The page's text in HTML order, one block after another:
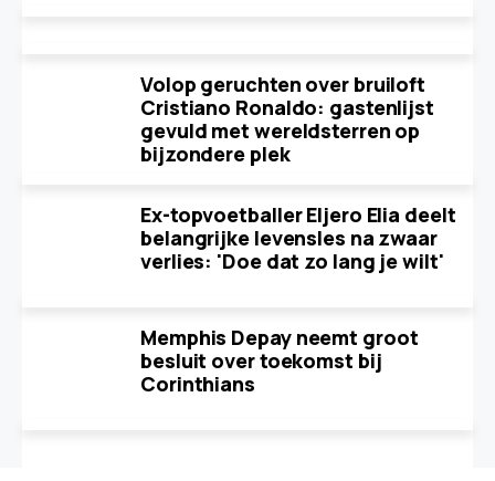
Volop geruchten over bruiloft
Cristiano Ronaldo: gastenlijst
gevuld met wereldsterren op
bijzondere plek
Ex-topvoetballer Eljero Elia deelt
belangrijke levensles na zwaar
verlies: 'Doe dat zo lang je wilt'
Memphis Depay neemt groot
besluit over toekomst bij
Corinthians